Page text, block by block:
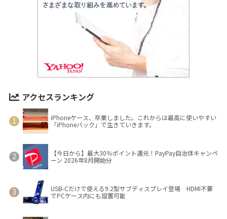
アクセスランキング
iPhoneケース、卒業しました。これからは最高に使いやすい
「iPhoneバック」で生きていきます。
【今日から】最大30％ポイント還元！PayPay自治体キャンペ
ーン 2026年8月開始分
USB-Cだけで使える9.2型サブディスプレイ登場 HDMI不要
でPCケース内にも設置可能